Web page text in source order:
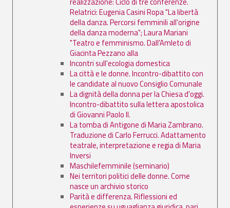
Relatrici: Eugenia Casini Ropa "La libertà
della danza. Percorsi femminili all'origine
della danza moderna"; Laura Mariani
"Teatro e femminismo. Dall'Amleto di
Giacinta Pezzano alla
Incontri sull'ecologia domestica
La città e le donne. Incontro-dibattito con
le candidate al nuovo Consiglio Comunale
La dignità della donna per la Chiesa d'oggi.
Incontro-dibattito sulla lettera apostolica
di Giovanni Paolo II.
La tomba di Antigone di Maria Zambrano.
Traduzione di Carlo Ferrucci. Adattamento
teatrale, interpretazione e regia di Maria
Inversi
Maschilefemminile (seminario)
Nei territori politici delle donne. Come
nasce un archivio storico
Parità e differenza. Riflessioni ed